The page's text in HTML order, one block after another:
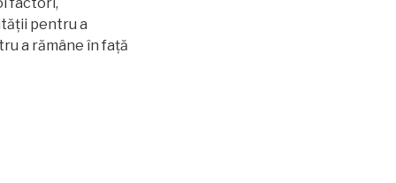
pentru a
a rămâne în față